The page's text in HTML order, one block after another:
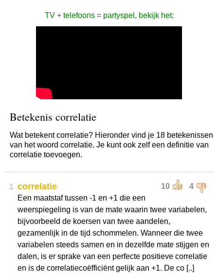
TV + telefoons = partyspel, bekijk het:
Betekenis correlatie
Wat betekent correlatie? Hieronder vind je 18 betekenissen
van het woord correlatie. Je kunt ook zelf een definitie van
correlatie toevoegen.
1 10 4
correlatie
Een maatstaf tussen -1 en +1 die een
weerspiegeling is van de mate waarin twee variabelen,
bijvoorbeeld de koersen van twee aandelen,
gezamenlijk in de tijd schommelen. Wanneer die twee
variabelen steeds samen en in dezelfde mate stijgen en
dalen, is er sprake van een perfecte positieve correlatie
en is de correlatiecoëfficiënt gelijk aan +1. De co [..]